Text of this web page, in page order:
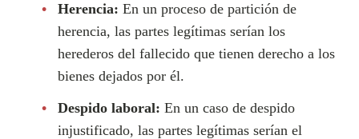
Herencia: En un proceso de partición de
herencia, las partes legítimas serían los
herederos del fallecido que tienen derecho a los
bienes dejados por él.
Despido laboral: En un caso de despido
injustificado, las partes legítimas serían el